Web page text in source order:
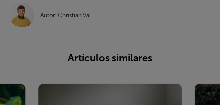
Autor: Christian Val
Artículos similares